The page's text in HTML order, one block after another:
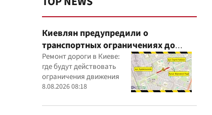
Мир
Киевлян предупредили о
транспортных ограничениях до
конца августа
Ремонт дороги в Киеве:
где будут действовать
ограничения движения
8.08.2026 08:18